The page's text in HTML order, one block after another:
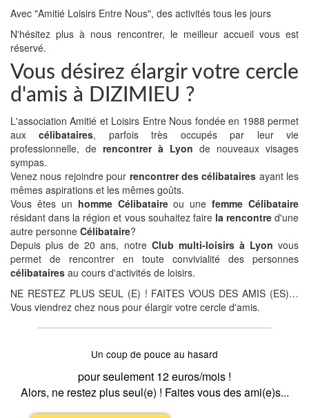
Avec "Amitié Loisirs Entre Nous", des activités tous les jours
N'hésitez plus à nous rencontrer, le meilleur accueil vous est
réservé.
Vous désirez élargir votre cercle
d'amis à DIZIMIEU ?
L'association Amitié et Loisirs Entre Nous fondée en 1988 permet
auxcélibataires, parfois très occupés par leur vie
professionnelle, de rencontrer à Lyon de nouveaux visages
sympas.
Venez nous rejoindre pour rencontrer des célibataires ayant les
mêmes aspirations et les mêmes goûts.
Vous êtes un homme Célibataireou unefemme Célibataire
résidant dans la région et vous souhaitez faire la rencontred'une
autre personne Célibataire?
Depuis plus de 20 ans, notre Club multi-loisirs à Lyon vous
permet de rencontrer en toute convivialité des personnes
célibataires au cours d'activités de loisirs.
NE RESTEZ PLUS SEUL (E) ! FAITES VOUS DES AMIS (ES)…
Vous viendrez chez nous pour élargir votre cercle d'amis.
Un coup de pouce au hasard
pour seulement 12 euros/mois !
Alors, ne restez plus seul(e) ! Faites vous des ami(e)s...